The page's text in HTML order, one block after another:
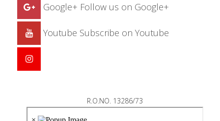
Google+ Follow us on Google+
Youtube Subscribe on Youtube
R.O.NO. 13286/73